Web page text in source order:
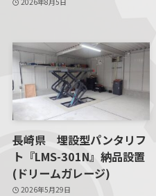
長崎県 埋設型パンタリフ
ト『LMS-301N』納品設置
(ドリームガレージ)
2026年5月29日